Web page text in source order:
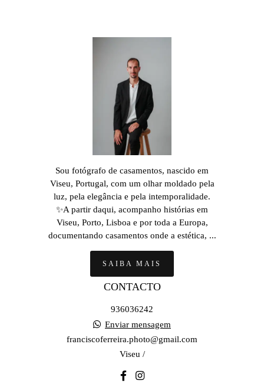
Sou fotógrafo de casamentos, nascido em
Viseu, Portugal, com um olhar moldado pela
luz, pela elegância e pela intemporalidade.
✨A partir daqui, acompanho histórias em
Viseu, Porto, Lisboa e por toda a Europa,
documentando casamentos onde a estética, ...
SAIBA MAIS
CONTACTO
936036242
Enviar mensagem
franciscoferreira.photo@gmail.com
Viseu /